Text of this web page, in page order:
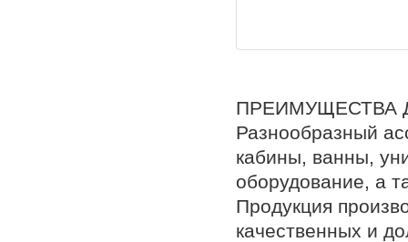
ПРЕИМУЩЕСТВА
Разнообразный
кабины, ванны,
оборудование, а
Продукция
качественных и